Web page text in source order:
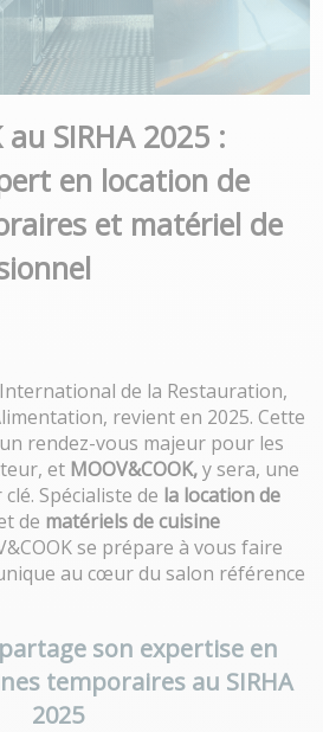
SIRHA 2025 :
en location de
et matériel de
de la Restauration,
revient en 2025. Cette
rendez-vous majeur pour les
et MOOV&COOK,y sera, une
Spécialiste de la location de
de matériels de cuisine
se prépare à vous faire
au cœur du salon référence
partage son expertise en
temporaires au SIRHA
2025